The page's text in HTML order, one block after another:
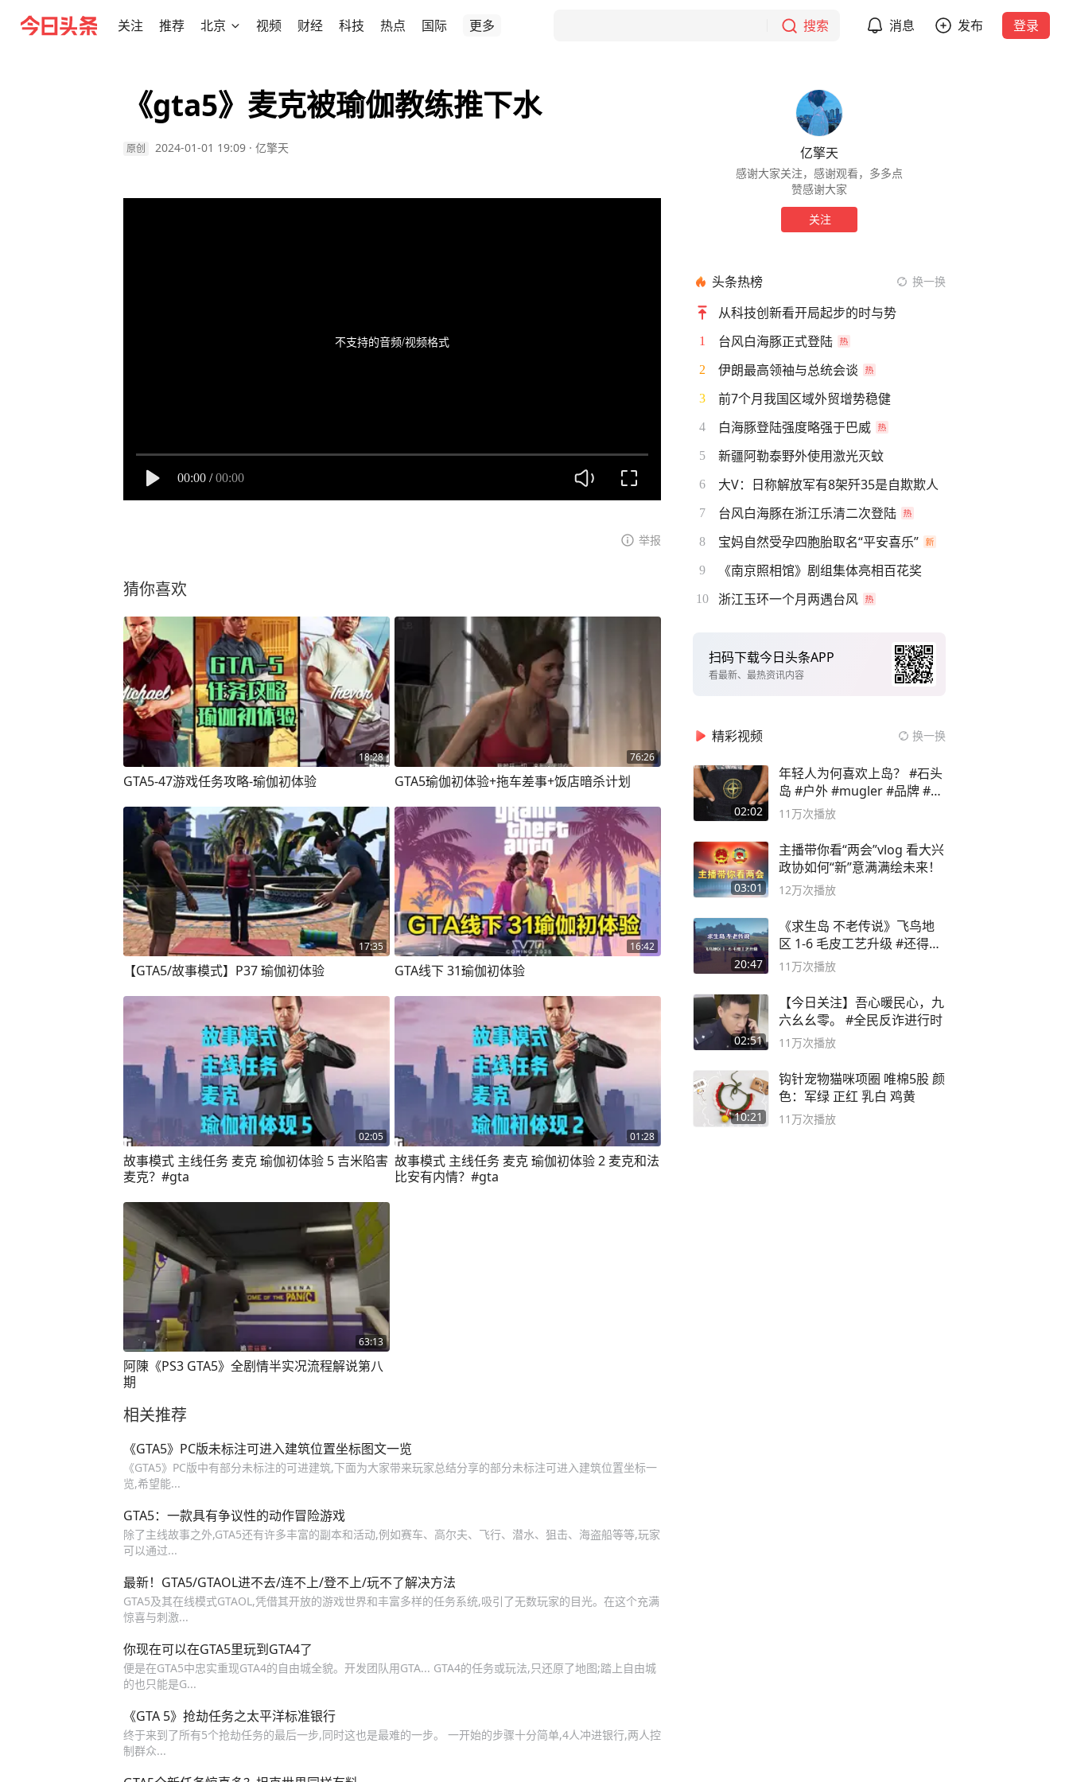
关注 推荐 北京 视频 财经 科技 热点 国际 更多 搜索 消息 发布 登录
《gta5》麦克被瑜伽教练推下水
原创 2024-01-01 19:09 · 亿擎天
不支持的音频/视频格式
00:00 / 00:00
举报
猜你喜欢
18:28
GTA5-47游戏任务攻略-瑜伽初体验
76:26
GTA5瑜伽初体验+拖车差事+饭店暗杀计划
17:35
【GTA5/故事模式】P37 瑜伽初体验
16:42
GTA线下 31瑜伽初体验
02:05
故事模式 主线任务 麦克 瑜伽初体验 5 吉米陷害
麦克？#gta
01:28
故事模式 主线任务 麦克 瑜伽初体验 2 麦克和法
比安有内情？#gta
63:13
阿陳《PS3 GTA5》全剧情半实况流程解说第八
期
相关推荐
《GTA5》PC版未标注可进入建筑位置坐标图文一览
《GTA5》PC版中有部分未标注的可进建筑,下面为大家带来玩家总结分享的部分未标注可进入建筑位置坐标一
览,希望能...
GTA5：一款具有争议性的动作冒险游戏
除了主线故事之外,GTA5还有许多丰富的副本和活动,例如赛车、高尔夫、飞行、潜水、狙击、海盗船等等,玩家
可以通过...
最新！GTA5/GTAOL进不去/连不上/登不上/玩不了解决方法
GTA5及其在线模式GTAOL,凭借其开放的游戏世界和丰富多样的任务系统,吸引了无数玩家的目光。在这个充满
惊喜与刺激...
你现在可以在GTA5里玩到GTA4了
便是在GTA5中忠实重现GTA4的自由城全貌。开发团队用GTA... GTA4的任务或玩法,只还原了地图;踏上自由城
的也只能是G...
《GTA 5》抢劫任务之太平洋标准银行
终于来到了所有5个抢劫任务的最后一步,同时这也是最难的一步。 一开始的步骤十分简单,4人冲进银行,两人控
制群众...
亿擎天
感谢大家关注，感谢观看，多多点
赞感谢大家
关注
头条热榜 换一换
从科技创新看开局起步的时与势
1 台风白海豚正式登陆
2 伊朗最高领袖与总统会谈
3 前7个月我国区域外贸增势稳健
4 白海豚登陆强度略强于巴威
5 新疆阿勒泰野外使用激光灭蚊
6 大V：日称解放军有8架歼35是自欺欺人
7 台风白海豚在浙江乐清二次登陆
8 宝妈自然受孕四胞胎取名“平安喜乐”
9 《南京照相馆》剧组集体亮相百花奖
10 浙江玉环一个月两遇台风
扫码下载今日头条APP
看最新、最热资讯内容
精彩视频 换一换
02:02
年轻人为何喜欢上岛？ #石头
岛 #户外 #mugler #品牌 #足
球流氓
11万次播放
03:01
主播带你看“两会”vlog 看大兴
政协如何“新”意满满绘未来！
12万次播放
20:47
《求生岛 不老传说》飞鸟地
区 1-6 毛皮工艺升级 #还得是
主机大作
11万次播放
02:51
【今日关注】吾心暖民心，九
六幺幺零。 #全民反诈进行时
11万次播放
10:21
钩针宠物猫咪项圈 唯棉5股 颜
色：军绿 正红 乳白 鸡黄
11万次播放